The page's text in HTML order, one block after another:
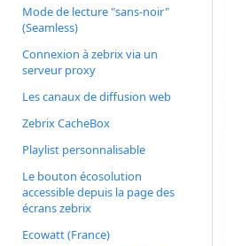
Mode de lecture "sans-noir"
(Seamless)
Connexion à zebrix via un
serveur proxy
Les canaux de diffusion web
Zebrix CacheBox
Playlist personnalisable
Le bouton écosolution
accessible depuis la page des
écrans zebrix
Ecowatt (France)